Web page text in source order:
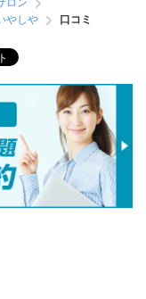
ロン
やしや 口コミ